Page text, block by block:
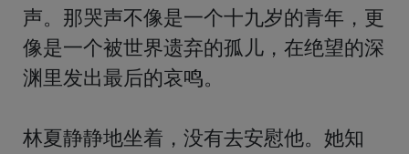
声。那哭声不像是一个十九岁的青年，更
像是一个被世界遗弃的孤儿，在绝望的深
渊里发出最后的哀鸣。
林夏静静地坐着，没有去安慰他。她知